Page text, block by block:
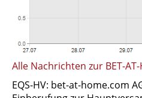
Alle Nachrichten zur BET-
EQS-HV: bet-at-home.com